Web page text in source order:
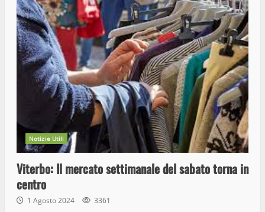
Notizie Utili
Viterbo: Il mercato settimanale del sabato torna in
centro
1 Agosto 2024 3361